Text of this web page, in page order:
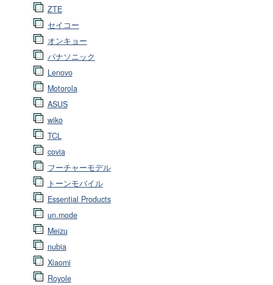
ZTE
セイコー
オンキョー
パナソニック
Lenovo
Motorola
ASUS
wiko
TCL
covia
フーチャーモデル
トーンモバイル
Essential Products
un.mode
Meizu
nubia
Xiaomi
Royole